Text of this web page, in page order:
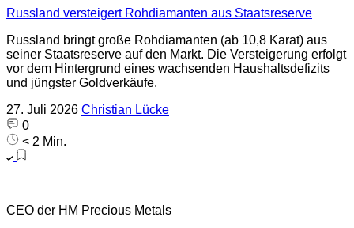
Russland versteigert Rohdiamanten aus Staatsreserve
Russland bringt große Rohdiamanten (ab 10,8 Karat) aus
seiner Staatsreserve auf den Markt. Die Versteigerung erfolgt
vor dem Hintergrund eines wachsenden Haushaltsdefizits
und jüngster Goldverkäufe.
27. Juli 2026 Christian Lücke
0
< 2 Min.
CEO der HM Precious Metals